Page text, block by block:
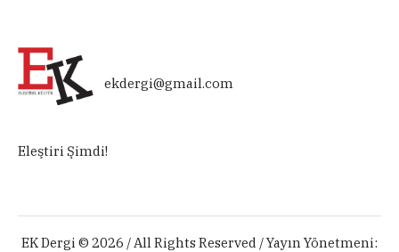
ekdergi@gmail.com
Eleştiri Şimdi!
EK Dergi © 2026 / All Rights Reserved / Yayın Yönetmeni: